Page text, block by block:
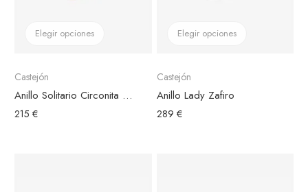
Elegir opciones
Castejón
Anillo Solitario Circonita Oro Amarillo
215 €
Elegir opciones
Castejón
Anillo Lady Zafiro
289 €